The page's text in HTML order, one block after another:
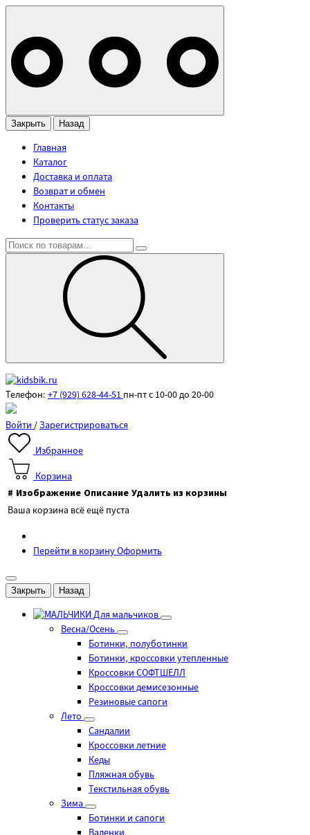
Закрыть Назад
Главная
Каталог
Доставка и оплата
Возврат и обмен
Контакты
Проверить статус заказа
Телефон: +7 (929) 628-44-51пн-пт с 10-00 до 20-00
Войти/Зарегистрироваться
Избранное
Корзина
# Изображение Описание Удалить из корзины
Ваша корзина всё ещё пуста
Перейти в корзинуОформить
Закрыть Назад
Для мальчиков
Весна/Осень
Ботинки, полуботинки
Ботинки, кроссовки утепленные
Кроссовки СОФТШЕЛЛ
Кроссовки демисезонные
Резиновые сапоги
Лето
Cандалии
Кроссовки летние
Кеды
Пляжная обувь
Текстильная обувь
Зима
Ботинки и сапоги